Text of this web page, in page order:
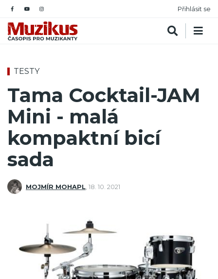
Přihlásit se
TESTY
Tama Cocktail-JAM
Mini - malá
kompaktní bicí
sada
MOJMÍR MOHAPL 18. 10. 2021